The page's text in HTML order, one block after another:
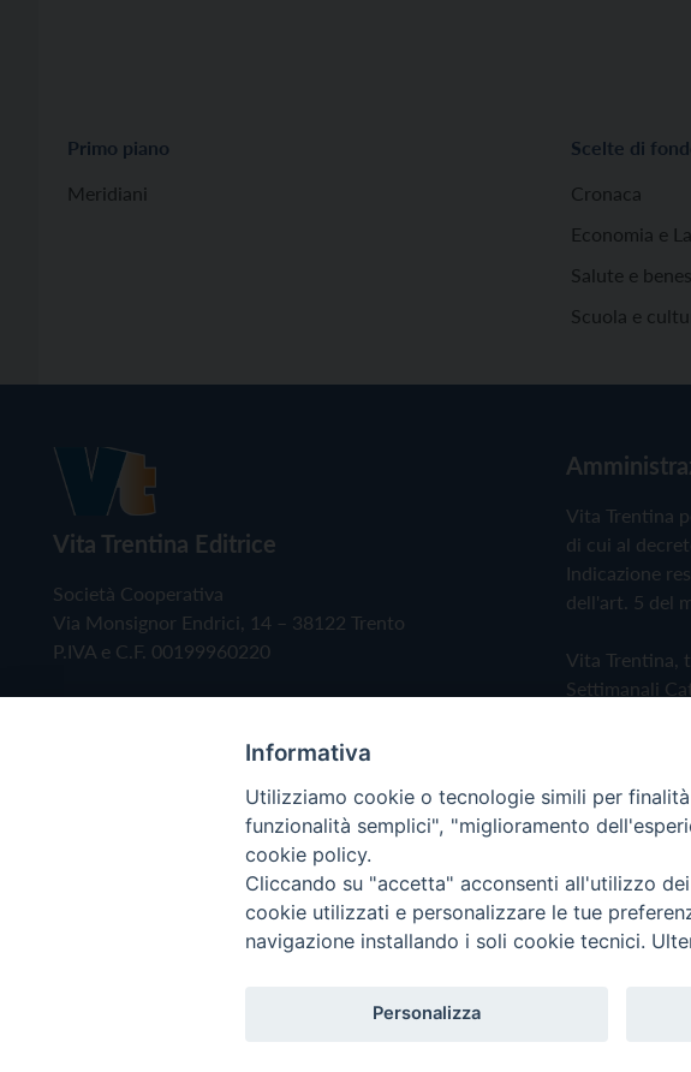
Primo piano
Meridiani
Scelte di
Cronaca
Economia e
Salute e
Scuola e
Vita Trentina Editrice
Società Cooperativa
Via Monsignor Endrici, 14 – 38122 Trento
P.IVA e C.F. 00199960220
Vita Trentina
di cui al
Indicazione
dell'art. 5 del
Vita Trentina,
Settimanali
Privacy Policy
Copyright © 2019 - Tutti i diritti riservati - Vita Trentina
Informativa
Utilizziamo cookie o tecnologie simili per
funzionalità semplici", "miglioramento
cookie policy.
Cliccando su "accetta" acconsenti all'utilizzo
cookie utilizzati e personalizzare le tue
navigazione installando i soli cookie tecnici.
Personalizza